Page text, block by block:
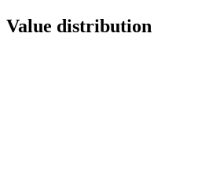
Value distribution